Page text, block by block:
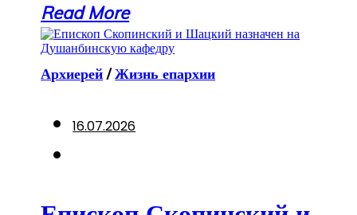
Read More
Архиерей /Жизнь епархии
16.07.2026